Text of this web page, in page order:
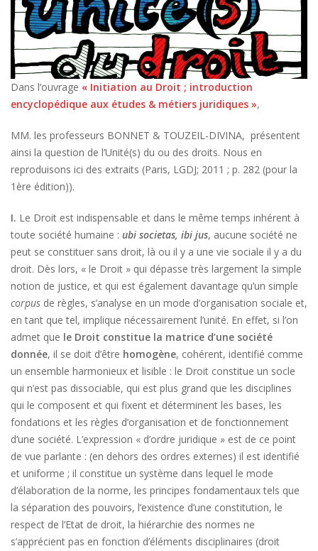
Dans l’ouvrage « Initiation au Droit ; introduction
encyclopédique aux études & métiers juridiques »,
MM. les professeurs BONNET & TOUZEIL-DIVINA, présentent
ainsi la question de l’Unité(s) du ou des droits. Nous en
reproduisons ici des extraits (Paris, LGDJ; 2011 ; p. 282 (pour la
1ère édition)).
I. Le Droit est indispensable et dans le même temps inhérent à
toute société humaine : ubi societas, ibi jus, aucune société ne
peut se constituer sans droit, là ou il y a une vie sociale il y a du
droit. Dès lors, « le Droit » qui dépasse très largement la simple
notion de justice, et qui est également davantage qu’un simple
corpus de règles, s’analyse en un mode d’organisation sociale et,
en tant que tel, implique nécessairement l’unité. En effet, si l’on
admet que le Droit constitue la matrice d’une société
donnée, il se doit d’être homogène, cohérent, identifié comme
un ensemble harmonieux et lisible : le Droit constitue un socle
qui n’est pas dissociable, qui est plus grand que les disciplines
qui le composent et qui fixent et déterminent les bases, les
fondations et les règles d’organisation et de fonctionnement
d’une société. L’expression « d’ordre juridique » est de ce point
de vue parlante : (en dehors des ordres externes) il est identifié
et uniforme ; il constitue un système dans lequel le mode
d’élaboration de la norme, les principes fondamentaux tels que
la séparation des pouvoirs, l’existence d’une constitution, le
respect de l’Etat de droit, la hiérarchie des normes ne
s’apprécient pas en fonction d’éléments disciplinaires (droit